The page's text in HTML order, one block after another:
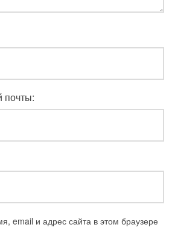
почты:
email и адрес сайта в этом браузере